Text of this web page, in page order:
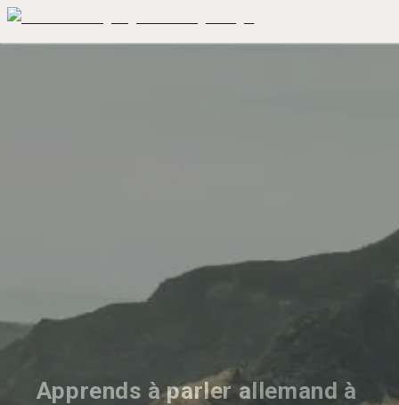
Apprends à parler allemand à